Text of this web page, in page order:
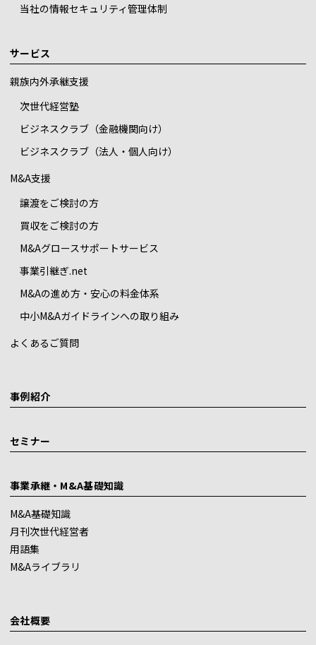
当社の情報セキュリティ管理体制
サービス
親族内外承継支援
次世代経営塾
ビジネスクラブ（金融機関向け）
ビジネスクラブ（法人・個人向け）
M&A支援
譲渡をご検討の方
買収をご検討の方
M&Aグロースサポートサービス
事業引継ぎ.net
M&Aの進め方・安心の料金体系
中小M&Aガイドラインへの取り組み
よくあるご質問
事例紹介
セミナー
事業承継・M&A基礎知識
M&A基礎知識
月刊次世代経営者
用語集
M&Aライブラリ
会社概要